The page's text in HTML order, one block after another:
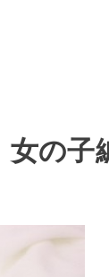
女の子